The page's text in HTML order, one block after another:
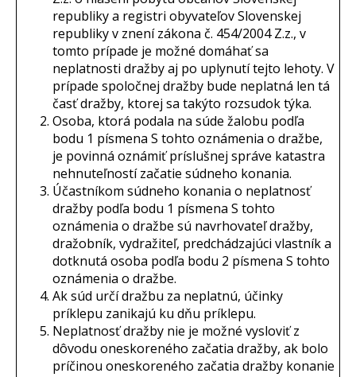
republiky a registri obyvateľov Slovenskej
republiky v znení zákona č. 454/2004 Z.z., v
tomto prípade je možné domáhať sa
neplatnosti dražby aj po uplynutí tejto lehoty. V
prípade spoločnej dražby bude neplatná len tá
časť dražby, ktorej sa takýto rozsudok týka.
Osoba, ktorá podala na súde žalobu podľa
bodu 1 písmena S tohto oznámenia o dražbe,
je povinná oznámiť príslušnej správe katastra
nehnuteľností začatie súdneho konania.
Účastníkom súdneho konania o neplatnosť
dražby podľa bodu 1 písmena S tohto
oznámenia o dražbe sú navrhovateľ dražby,
dražobník, vydražiteľ, predchádzajúci vlastník a
dotknutá osoba podľa bodu 2 písmena S tohto
oznámenia o dražbe.
Ak súd určí dražbu za neplatnú, účinky
príklepu zanikajú ku dňu príklepu.
Neplatnosť dražby nie je možné vysloviť z
dôvodu oneskoreného začatia dražby, ak bolo
príčinou oneskoreného začatia dražby konanie